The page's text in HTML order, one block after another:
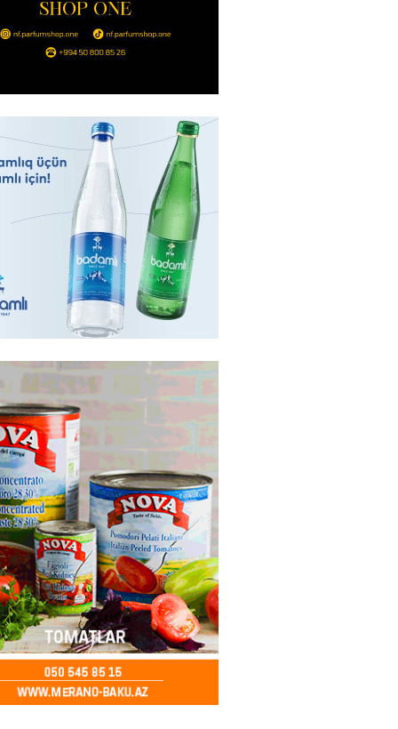
Əliyev 2 diplomatı geri çağırdı
dənizdə batan qardaşı tələbə
- 14:15 83
əmlakı müsadirə EDİLDİ
83
zibil qutusuna atılan 1 milyon
bileti iki günlük
sonra tapılıb
- 13:45 73
FACİƏ – Ər-arvad yanaraq
- 13:30 85
müharibəyə yox, sülhə
verərdim
- 13:15 83
üzərindən Ermənistana
gedib